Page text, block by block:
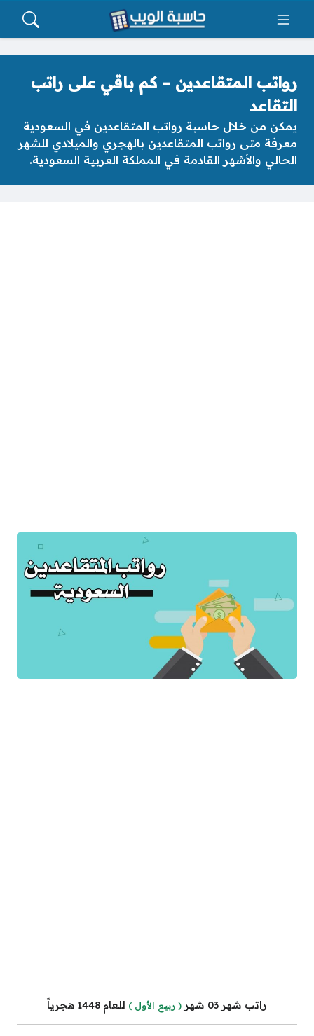
رواتب المتقاعدين – كم باقي على راتب
التقاعد
يمكن من خلال حاسبة رواتب المتقاعدين في السعودية
معرفة متى رواتب المتقاعدين بالهجري والميلادي للشهر
الحالي والأشهر القادمة في المملكة العربية السعودية.
راتب شهر 03 شهر ( ربيع الأول ) للعام 1448 هجرياً